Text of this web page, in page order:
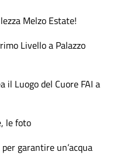
Melzo Estate!
Livello a Palazzo
il Luogo del Cuore FAI a
le foto
garantire un’acqua